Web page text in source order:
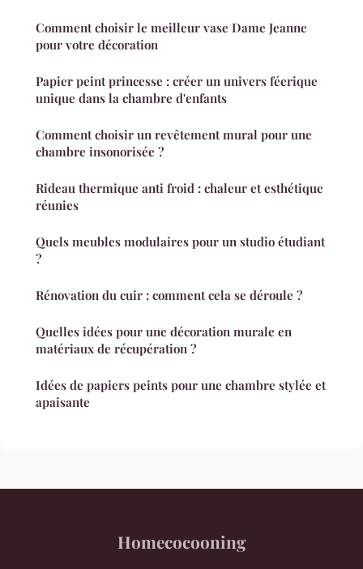
Comment choisir le meilleur vase Dame Jeanne
pour votre décoration
Papier peint princesse : créer un univers féerique
unique dans la chambre d'enfants
Comment choisir un revêtement mural pour une
chambre insonorisée ?
Rideau thermique anti froid : chaleur et esthétique
réunies
Quels meubles modulaires pour un studio étudiant
?
Rénovation du cuir : comment cela se déroule ?
Quelles idées pour une décoration murale en
matériaux de récupération ?
Idées de papiers peints pour une chambre stylée et
apaisante
Homecocooning